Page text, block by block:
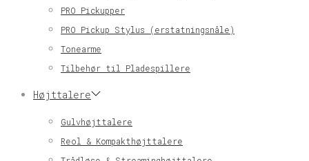
PRO Pickupper
PRO Pickup Stylus (erstatningsnåle)
Tonearme
Tilbehør til Pladespillere
Højttalere
Gulvhøjttalere
Reol & Kompakthøjttalere